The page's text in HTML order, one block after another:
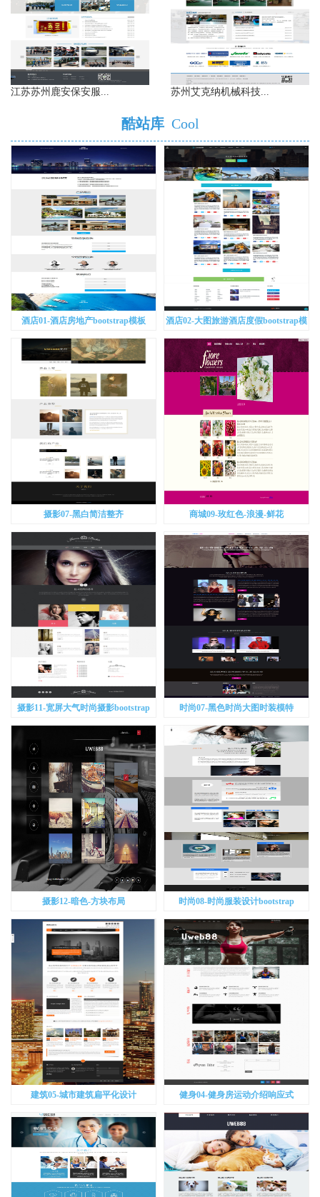
江苏苏州鹿安保安服... 苏州艾克纳机械科技...
酷站库 Cool
酒店01-酒店房地产bootstrap模板
酒店02-大图旅游酒店度假bootstrap模
板
摄影07-黑白简洁整齐 商城09-玫红色-浪漫-鲜花
摄影11-宽屏大气时尚摄影bootstrap
时尚07-黑色时尚大图时装模特
bootstrap
摄影12-暗色-方块布局 时尚08-时尚服装设计bootstrap
建筑05-城市建筑扁平化设计 健身04-健身房运动介绍响应式